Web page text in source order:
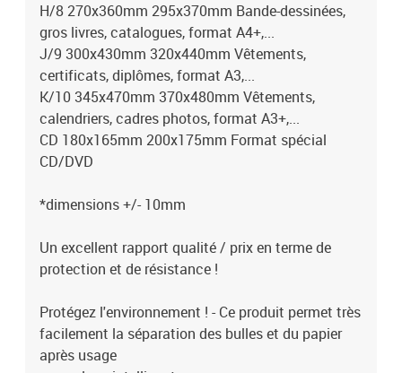
H/8 270x360mm 295x370mm Bande-dessinées,
gros livres, catalogues, format A4+,...
J/9 300x430mm 320x440mm Vêtements,
certificats, diplômes, format A3,...
K/10 345x470mm 370x480mm Vêtements,
calendriers, cadres photos, format A3+,...
CD 180x165mm 200x175mm Format spécial
CD/DVD
*dimensions +/- 10mm
Un excellent rapport qualité / prix en terme de
protection et de résistance !
Protégez l'environnement ! - Ce produit permet très
facilement la séparation des bulles et du papier
après usage